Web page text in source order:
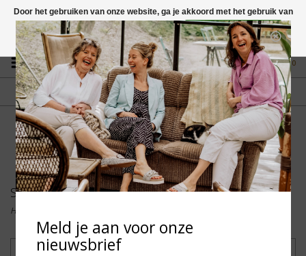
Vragen? App naar +31 58 250 1503
0
GRATIS VERZENDING NL
Vanaf € 75,-
FYSIEKE WINKEL
in Mantgum (frl)
fdad
Shoesme
Home
Filteren
Door het gebruiken van onze website, ga je akkoord met het gebruik van
cookies om onze website te verbeteren.
Dit bericht verbergen
Meer over cookies »
Meld je aan voor onze
nieuwsbrief